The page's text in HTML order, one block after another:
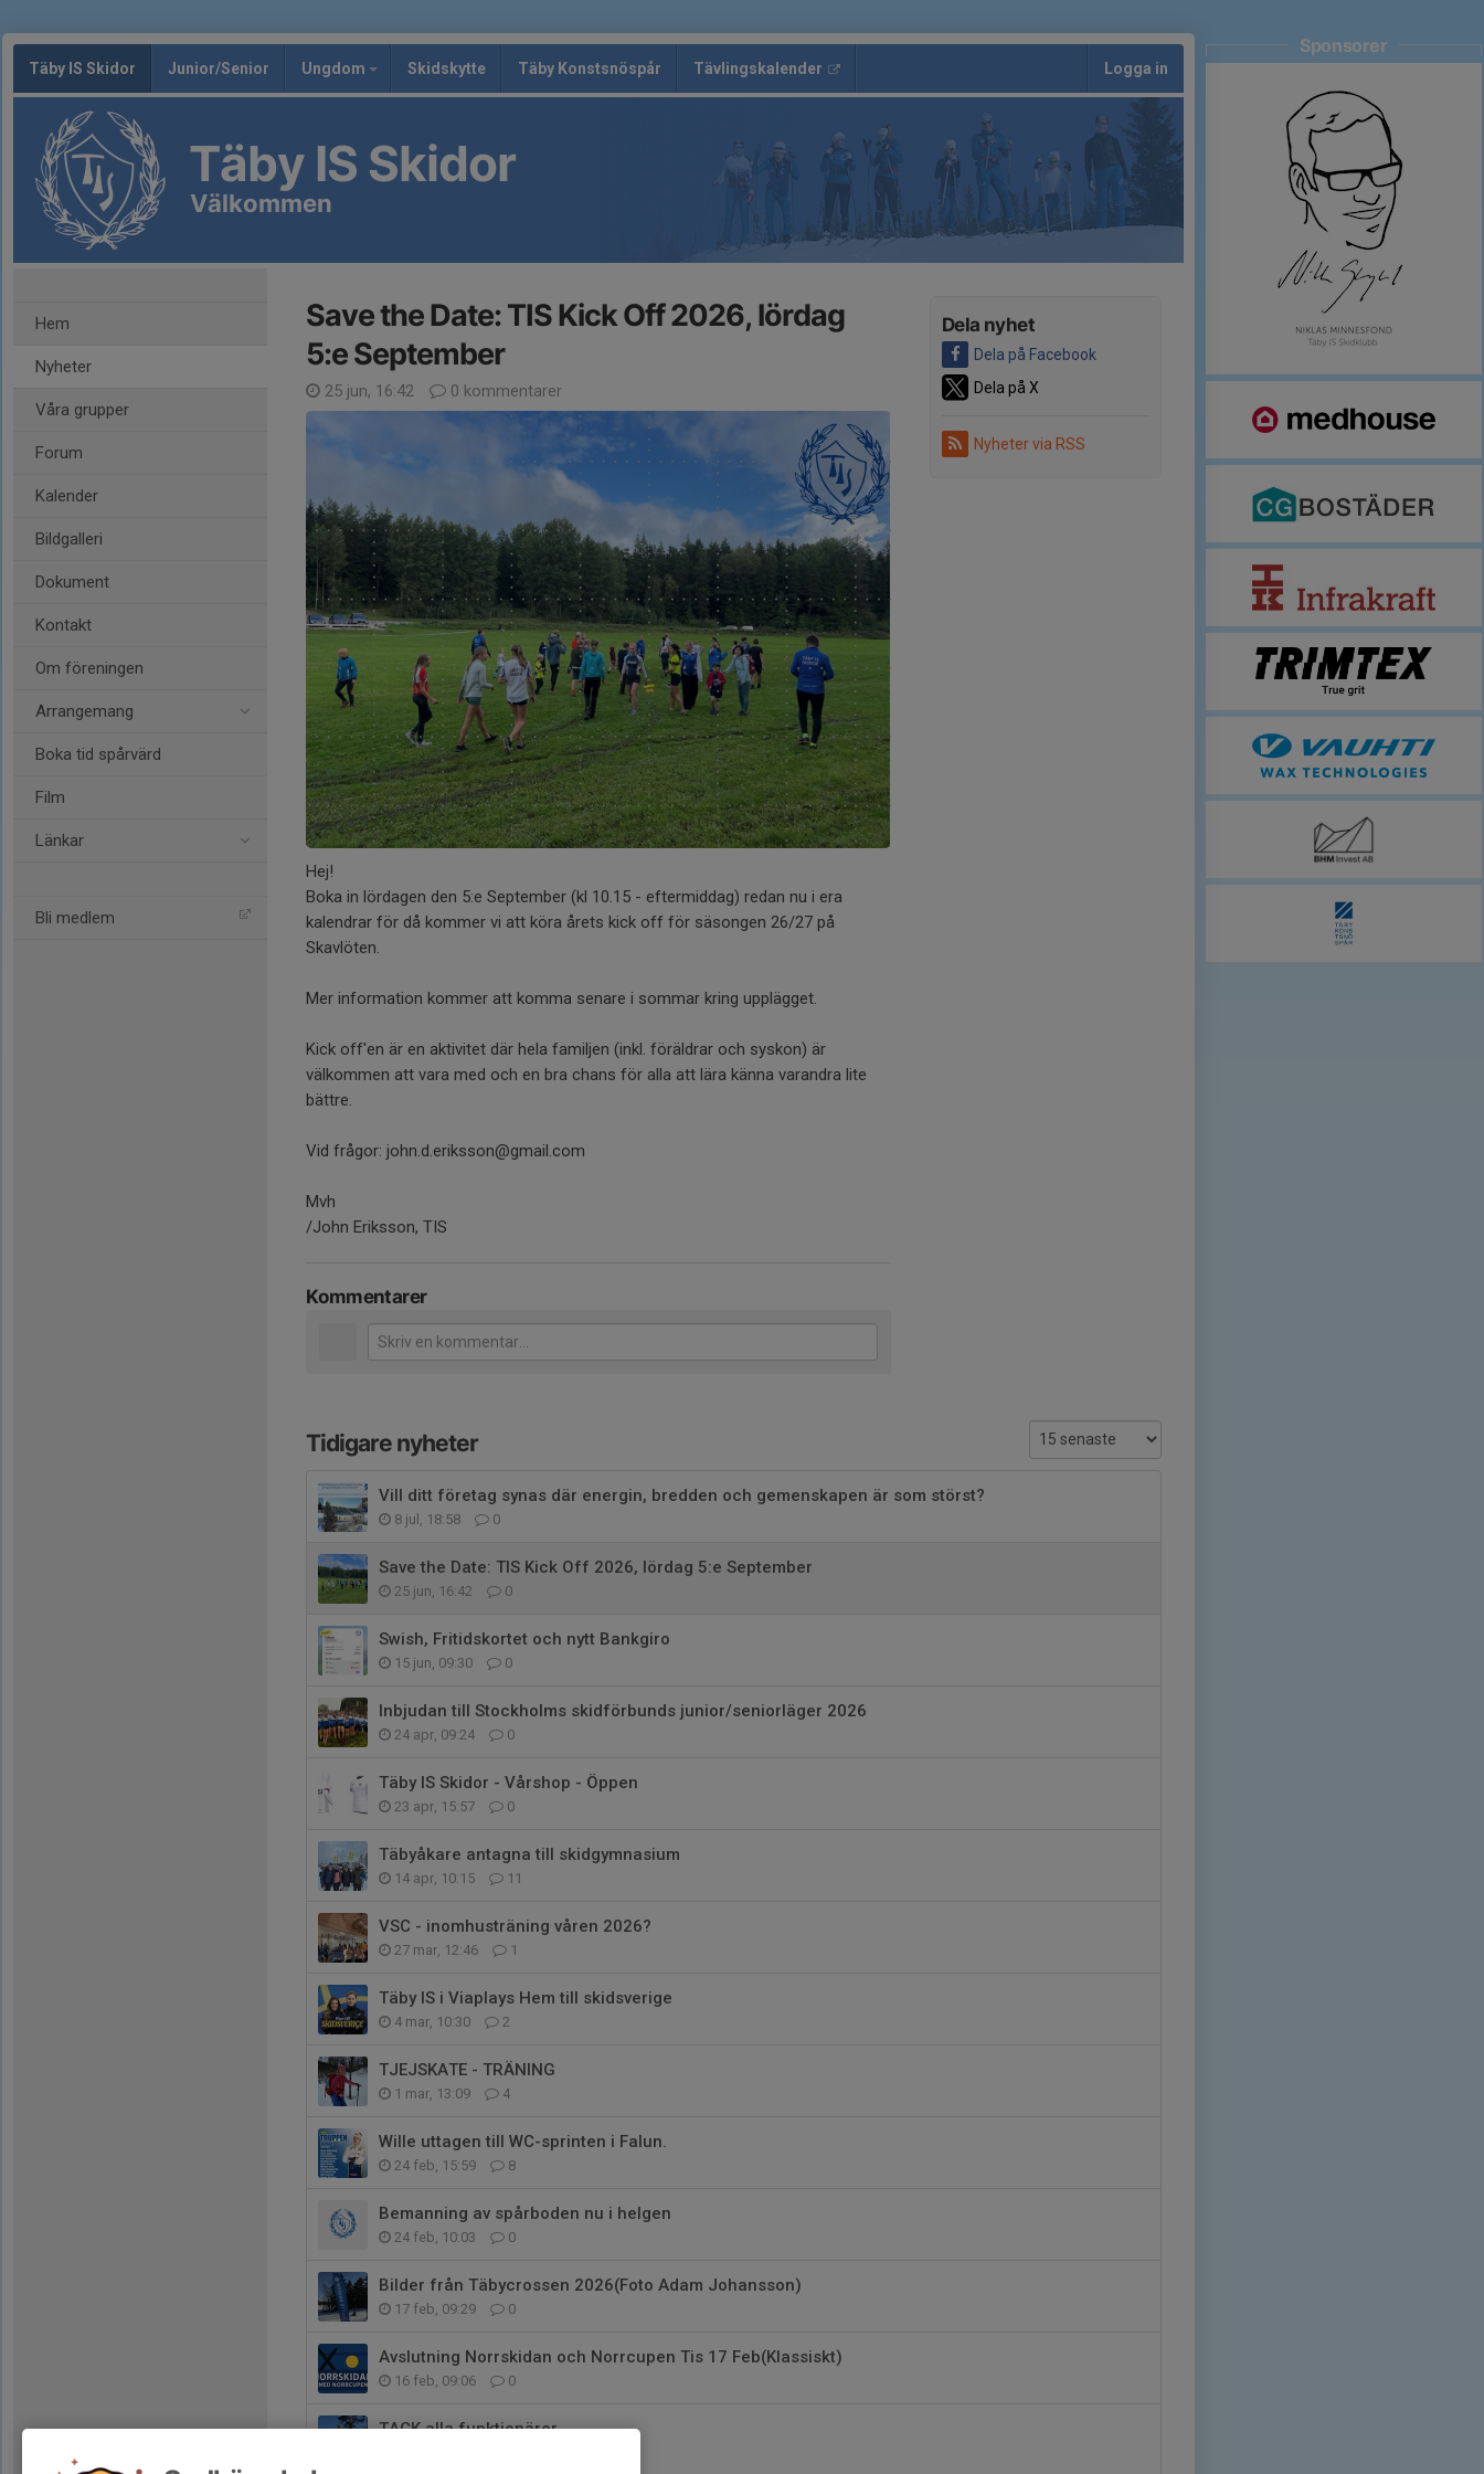
Täby IS Skidor Junior/Senior Ungdom Skidskytte Täby Konstsnöspår Tävlingskalender Logga in
Täby IS Skidor
Välkommen
Hem
Nyheter
Våra grupper
Forum
Kalender
Bildgalleri
Dokument
Kontakt
Om föreningen
Arrangemang
Boka tid spårvärd
Film
Länkar
Bli medlem
Dela nyhet
Dela på Facebook
Dela på X
Nyheter via RSS
Save the Date: TIS Kick Off 2026, lördag
5:e September
25 jun, 16:42 0 kommentarer
Hej!
Boka in lördagen den 5:e September (kl 10.15 - eftermiddag) redan nu i era
kalendrar för då kommer vi att köra årets kick off för säsongen 26/27 på
Skavlöten.
Mer information kommer att komma senare i sommar kring upplägget.
Kick off'en är en aktivitet där hela familjen (inkl. föräldrar och syskon) är
välkommen att vara med och en bra chans för alla att lära känna varandra lite
bättre.
Vid frågor: john.d.eriksson@gmail.com
Mvh
/John Eriksson, TIS
Kommentarer
Tidigare nyheter
Vill ditt företag synas där energin, bredden och gemenskapen är som störst?
8 jul, 18:58 0
Save the Date: TIS Kick Off 2026, lördag 5:e September
25 jun, 16:42 0
Swish, Fritidskortet och nytt Bankgiro
15 jun, 09:30 0
Inbjudan till Stockholms skidförbunds junior/seniorläger 2026
24 apr, 09:24 0
Täby IS Skidor - Vårshop - Öppen
23 apr, 15:57 0
Täbyåkare antagna till skidgymnasium
14 apr, 10:15 11
VSC - inomhusträning våren 2026?
27 mar, 12:46 1
Täby IS i Viaplays Hem till skidsverige
4 mar, 10:30 2
TJEJSKATE - TRÄNING
1 mar, 13:09 4
Wille uttagen till WC-sprinten i Falun.
24 feb, 15:59 8
Bemanning av spårboden nu i helgen
24 feb, 10:03 0
Bilder från Täbycrossen 2026(Foto Adam Johansson)
17 feb, 09:29 0
Avslutning Norrskidan och Norrcupen Tis 17 Feb(Klassiskt)
16 feb, 09:06 0
TACK alla funktionärer
Sponsorer